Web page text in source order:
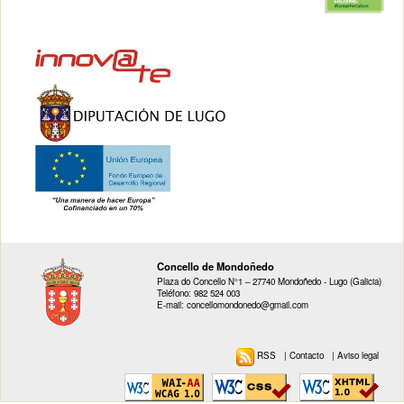
Concello de Mondoñedo
Plaza do Concello N°1 – 27740 Mondoñedo - Lugo (Galicia)
Teléfono: 982 524 003
E-mail: concellomondonedo@gmail.com
RSS |Contacto |Aviso legal